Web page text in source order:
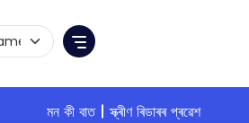
Selection
Menu
মন কী বাত
স্ক্ৰীণ ৰিডাৰৰ প্ৰৱেশ